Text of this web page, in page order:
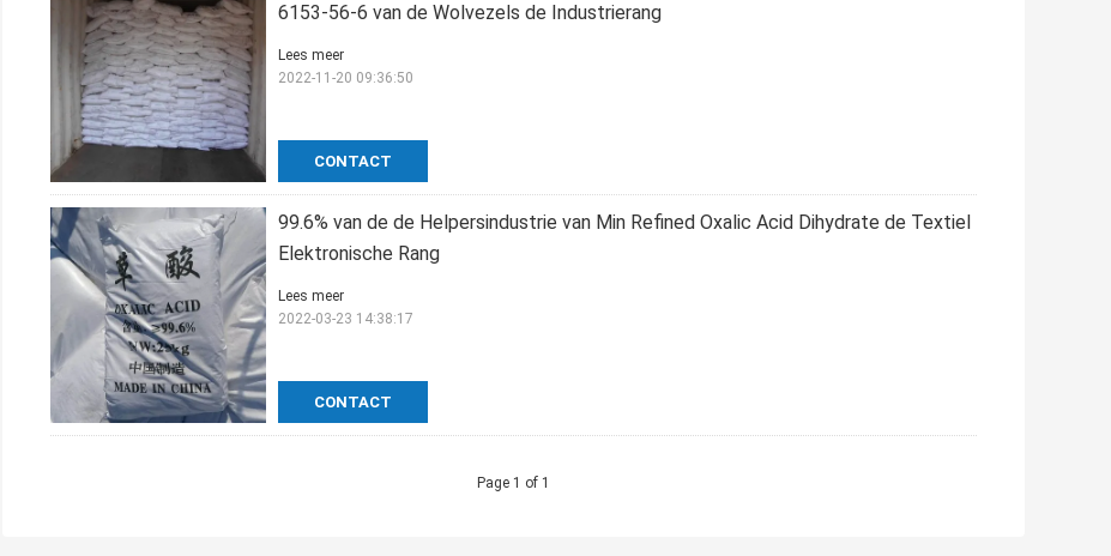
6153-56-6 van de Wolvezels de Industrierang
CONTACT
Lees meer
2022-11-20 09:36:50
99.6% van de de Helpersindustrie van Min Refined Oxalic Acid Dihydrate de Textiel
Elektronische Rang
CONTACT
Lees meer
2022-03-23 14:38:17
Page 1 of 1